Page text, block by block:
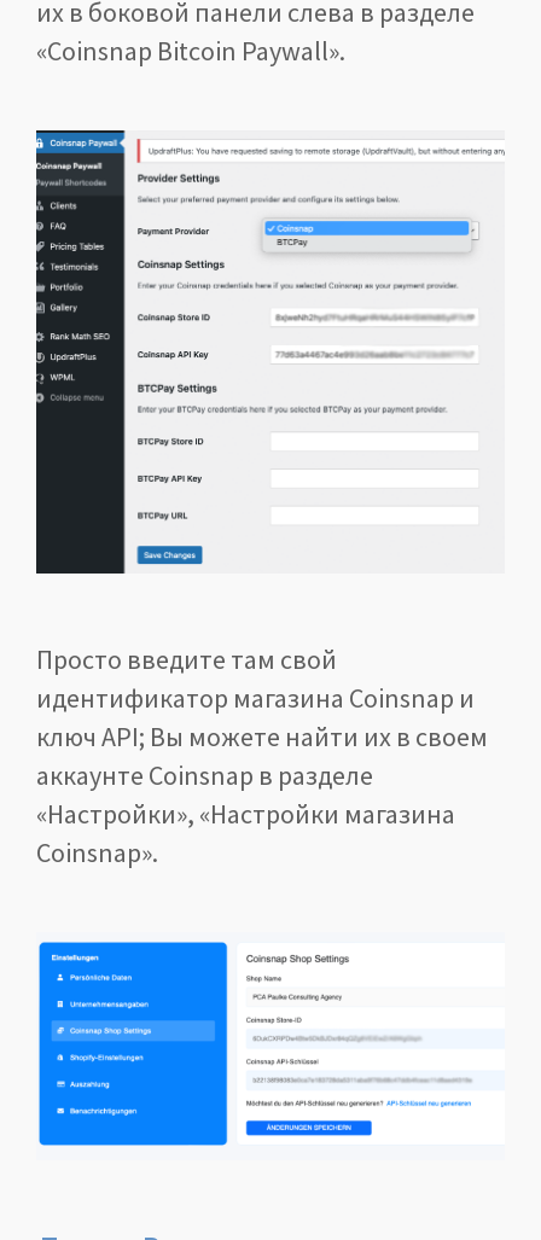
их в боковой панели слева в разделе
«Coinsnap Bitcoin Paywall».
Просто введите там свой
идентификатор магазина Coinsnap и
ключ API; Вы можете найти их в своем
аккаунте Coinsnap в разделе
«Настройки», «Настройки магазина
Coinsnap».